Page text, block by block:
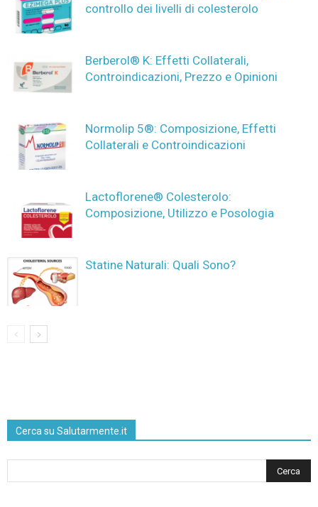
controllo dei livelli di colesterolo
Berberol® K: Effetti Collaterali,
Controindicazioni, Prezzo e Opinioni
Normolip 5®: Composizione, Effetti
Collaterali e Controindicazioni
Lactoflorene® Colesterolo:
Composizione, Utilizzo e Posologia
Statine Naturali: Quali Sono?
Cerca su Salutarmente.it